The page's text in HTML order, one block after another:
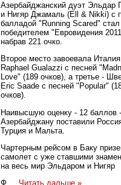
Азербайджанский дуэт Эльдар
и Нигяр Джамаль (Ell & Nikki) с
балладой "Running Scared" стал
победителем "Евровидения
набрав 221 очко.
Второе место завоевала
Raphael Gualazzi с песней
Love" (189 очков), а третье -
Eric Saade с песней "Popular"
очков).
Наивысшую оценку - 12 баллов -
Азербайджану поставили
Турция и Мальта.
Чартерным рейсом в Баку
самолет с уже ставшими
на весь мир Эльдаром и Нигяр
Ф ... Читать дальше »